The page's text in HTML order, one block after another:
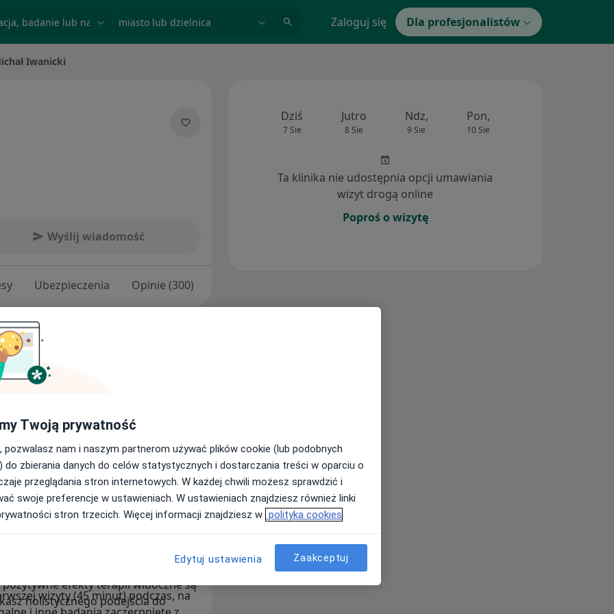
Zaloguj się Dla profesjonalistów
Iwanicki
Wyślij wiadomość
Ubezpieczenia Opinie (300)
doświadczeniem w zawodzie.
roku, a od tamtej pory
pacjentom jak najlepszą
terapii manualnej, terapii
o podejście medycyny
na Nanjing University of TCM –
Chińskiej na świecie. W
z sukcesem studiów
łącząc elementy medycyny
odpowiadać na potrzeby
techniki powięziowe,
chińskiej – wszystko
Moje wizyty na tle konkurencji
efekty terapii widoczne są
holistycznego podejścia do
wizyty (45 minut) podczas, na
Dziś
7 Sie
Jutro
8 Sie
Ndz,
9 Sie
Pon,
10 Sie
Ta klinika nie udostępnia opcji umawiania
wizyt drogą online
Poproś o wizytę
Twoją prywatność
pozwalasz nam i naszym partnerom używać plików cookie (lub podobnych
do zbierania danych do celów statystycznych i dostarczania treści w oparciu o
przeglądania stron internetowych. W każdej chwili możesz sprawdzić i
swoje preferencje w ustawieniach. W ustawieniach znajdziesz również linki
stron trzecich. Więcej informacji znajdziesz w polityka cookies
Edytuj ustawienia Zaakceptuj